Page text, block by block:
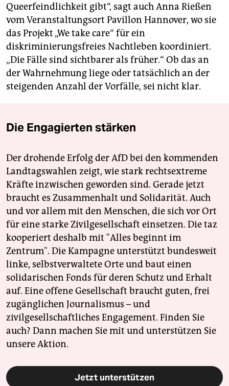
Queerfeindlichkeit gibt“, sagt auch Anna Rießen
vom Veranstaltungsort Pavillon Hannover, wo sie
das Projekt „We take care“ für ein
diskriminierungsfreies Nachtleben koordiniert.
„Die Fälle sind sichtbarer als früher.“ Ob das an
der Wahrnehmung liege oder tatsächlich an der
steigenden Anzahl der Vorfälle, sei nicht klar.
Die Engagierten stärken
Der drohende Erfolg der AfD bei den kommenden
Landtagswahlen zeigt, wie stark rechtsextreme
Kräfte inzwischen geworden sind. Gerade jetzt
braucht es Zusammenhalt und Solidarität. Auch
und vor allem mit den Menschen, die sich vor Ort
für eine starke Zivilgesellschaft einsetzen. Die taz
kooperiert deshalb mit "Alles beginnt im
Zentrum". Die Kampagne unterstützt bundesweit
linke, selbstverwaltete Orte und baut einen
solidarischen Fonds für deren Schutz und Erhalt
auf. Eine offene Gesellschaft braucht guten, frei
zugänglichen Journalismus – und
zivilgesellschaftliches Engagement. Finden Sie
auch? Dann machen Sie mit und unterstützen Sie
unsere Aktion.
Jetzt unterstützen